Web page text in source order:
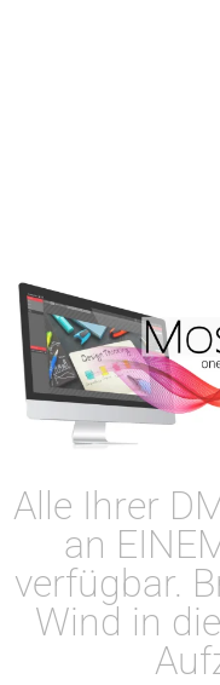
Alle Ihrer
an
verfügbar.
Wind in